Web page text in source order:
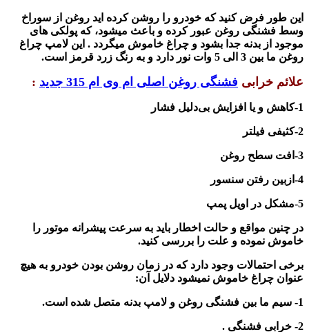
این طور فرض کنید که خودرو را روشن کرده اید روغن از سوراخ
وسط فشنگی روغن عبور کرده و باعث میشود، که پولکی های
موجود از بدنه جدا بشود و چراغ خاموش میگردد . این لامپ چراغ
روغن ما بین 3 الی 5 وات نور دارد و به رنگ زرد قرمز است
.
علائم خرابی فشنگی روغن اصلی ام وی ام 315 جدید :
1-کاهش و یا افزایش بی‌دلیل فشار
2-کثیفی فیلتر
3-افت سطح روغن
4-ازبین رفتن سنسور
5-مشکل در اویل پمپ
در چنین مواقع و حالت اخطار باید به سرعت پیشرانه موتور را
خاموش نموده و علت را بررسی کنید.
برخی احتمالات وجود دارد که در زمان روشن بودن خودرو به هیچ
عنوان چراغ خاموش نمیشود دلایل آن:
1- سیم ما بین فشنگی روغن و لامپ بدنه متصل شده است.
2- خرابی فشنگی .